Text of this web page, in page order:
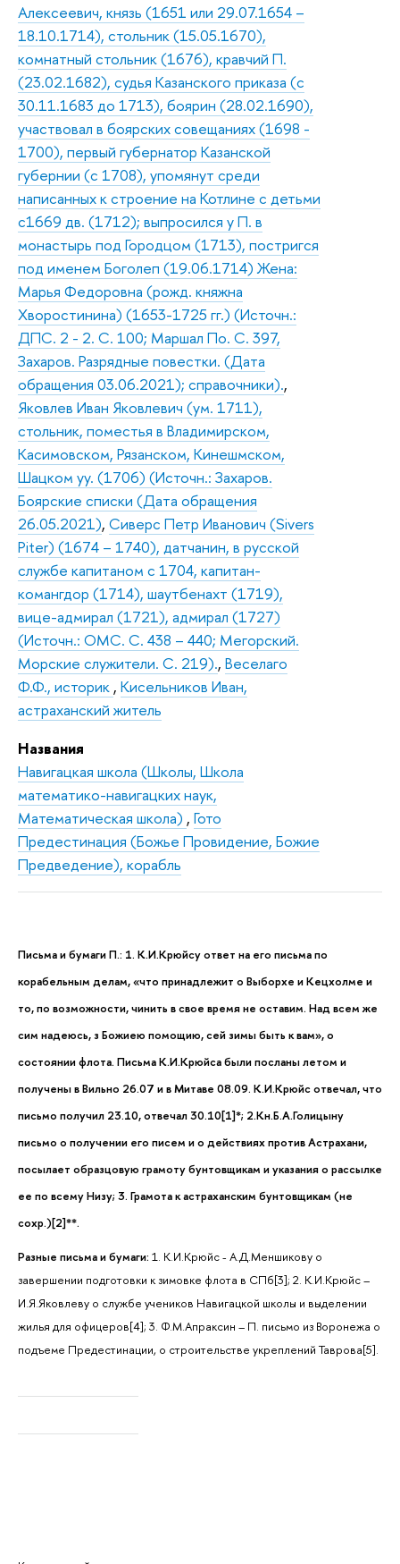
Алексеевич, князь (1651 или 29.07.1654 –
18.10.1714), стольник (15.05.1670),
комнатный стольник (1676), кравчий П.
(23.02.1682), судья Казанского приказа (с
30.11.1683 до 1713), боярин (28.02.1690),
участвовал в боярских совещаниях (1698 -
1700), первый губернатор Казанской
губернии (с 1708), упомянут среди
написанных к строение на Котлине с детьми
с1669 дв. (1712); выпросился у П. в
монастырь под Городцом (1713), постригся
под именем Боголеп (19.06.1714) Жена:
Марья Федоровна (рожд. княжна
Хворостинина) (1653-1725 гг.) (Источн.:
ДПС. 2 - 2. С. 100; Маршал По. С. 397,
Захаров. Разрядные повестки. (Дата
обращения 03.06.2021); справочники).,
Яковлев Иван Яковлевич (ум. 1711),
стольник, поместья в Владимирском,
Касимовском, Рязанском, Кинешмском,
Шацком уу. (1706) (Источн.: Захаров.
Боярские списки (Дата обращения
26.05.2021), Сиверс Петр Иванович (Sivers
Piter) (1674 – 1740), датчанин, в русской
службе капитаном с 1704, капитан-
комангдор (1714), шаутбенахт (1719),
вице-адмирал (1721), адмирал (1727)
(Источн.: ОМС. С. 438 – 440; Мегорский.
Морские служители. С. 219)., Веселаго
Ф.Ф., историк , Кисельников Иван,
астраханский житель
Названия
Навигацкая школа (Школы, Школа
математико-навигацких наук,
Математическая школа) , Гото
Предестинация (Божье Провидение, Божие
Предведение), корабль
Письма и бумаги П.: 1. К.И.Крюйсу ответ на его письма по
корабельным делам, «что принадлежит о Выборхе и Кецхолме и
то, по возможности, чинить в свое время не оставим. Над всем же
сим надеюсь, з Божиею помощию, сей зимы быть к вам», о
состоянии флота. Письма К.И.Крюйса были посланы летом и
получены в Вильно 26.07 и в Митаве 08.09. К.И.Крюйс отвечал, что
письмо получил 23.10, отвечал 30.10[1]*; 2.Кн.Б.А.Голицыну
письмо о получении его писем и о действиях против Астрахани,
посылает образцовую грамоту бунтовщикам и указания о рассылке
ее по всему Низу; 3. Грамота к астраханским бунтовщикам (не
сохр.)[2]**.
Разные письма и бумаги: 1. К.И.Крюйс - А.Д.Меншикову о
завершении подготовки к зимовке флота в СПб[3]; 2. К.И.Крюйс –
И.Я.Яковлеву о службе учеников Навигацкой школы и выделении
жилья для офицеров[4]; 3. Ф.М.Апраксин – П. письмо из Воронежа о
подъеме Предестинации, о строительстве укреплений Таврова[5].